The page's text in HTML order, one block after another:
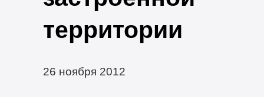
территории
26 ноября 2012